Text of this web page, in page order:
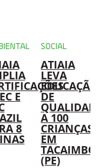
E
8
SOCIAL
ATIAIA
LEVA
EDUCAÇÃO
DE
QUALIDADE
A 100
CRIANÇAS
EM
TACAIMBÓ
(PE)